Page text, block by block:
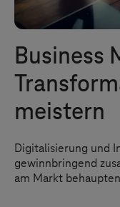
Business
meistern
Digitalisierung und
gewinnbringend
am Markt behaupten